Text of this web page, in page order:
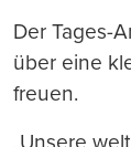
Der Tages-
über eine
freuen.